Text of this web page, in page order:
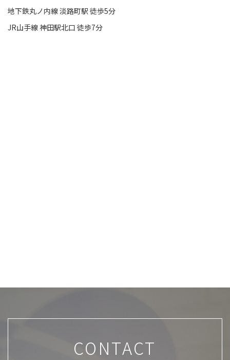
地下鉄丸ノ内線 淡路町駅 徒歩5分
JR山手線 神田駅北口 徒歩7分
CONTACT